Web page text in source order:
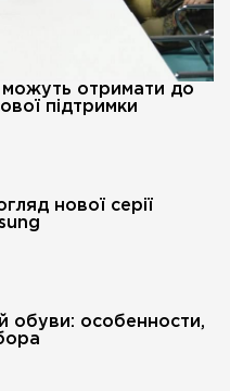
можуть отримати до
підтримки
нової серії
обуви: особенности,